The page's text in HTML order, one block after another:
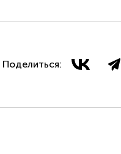
Поделиться: